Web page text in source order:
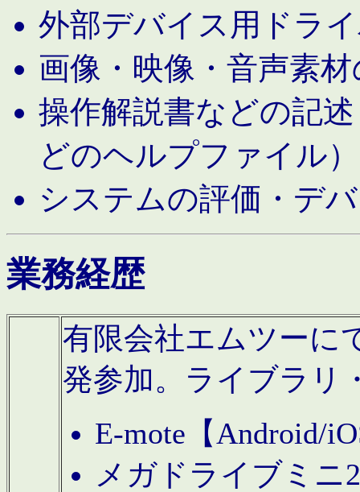
外部デバイス用ドラ
画像・映像・音声素
操作解説書などの記
どのヘルプファイル）
システムの評価・デ
業務経歴
有限会社エムツーに
発参加。ライブラリ
E-mote【Android/
メガドライブミニ